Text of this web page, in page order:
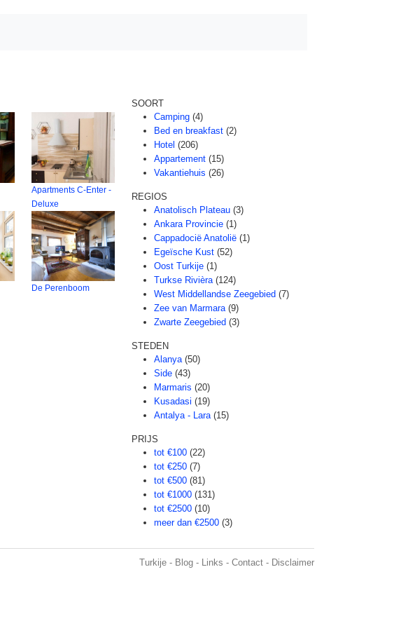
Apartments C-Enter -
Deluxe
De Perenboom
SOORT
Camping (4)
Bed en breakfast (2)
Hotel (206)
Appartement (15)
Vakantiehuis (26)
REGIOS
Anatolisch Plateau (3)
Ankara Provincie (1)
Cappadocië Anatolië (1)
Egeïsche Kust (52)
Oost Turkije (1)
Turkse Rivièra (124)
West Middellandse Zeegebied (7)
Zee van Marmara (9)
Zwarte Zeegebied (3)
STEDEN
Alanya (50)
Side (43)
Marmaris (20)
Kusadasi (19)
Antalya - Lara (15)
PRIJS
tot €100 (22)
tot €250 (7)
tot €500 (81)
tot €1000 (131)
tot €2500 (10)
meer dan €2500 (3)
Turkije - Blog - Links - Contact - Disclaimer